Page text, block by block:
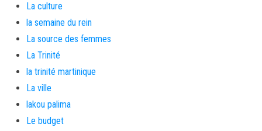
La culture
la semaine du rein
La source des femmes
La Trinité
la trinité martinique
La ville
lakou palima
Le budget